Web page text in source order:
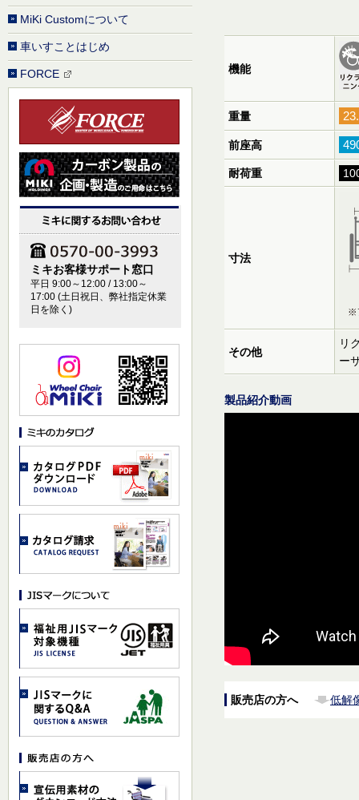
機能
重量
前座高
耐荷重
寸法
その他
リ
ー
製品紹介動画
販売店の方へ 低解
MiKi Customについて
車いすことはじめ
FORCE
ミキお客様サポート窓口
平日 9:00～12:00 / 13:00～
17:00 (土日祝日、弊社指定休業
日を除く)